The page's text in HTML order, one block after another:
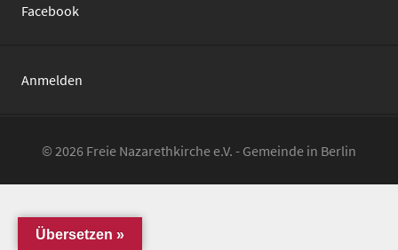
Facebook
Anmelden
© 2026 Freie Nazarethkirche e.V. - Gemeinde in Berlin
Übersetzen »